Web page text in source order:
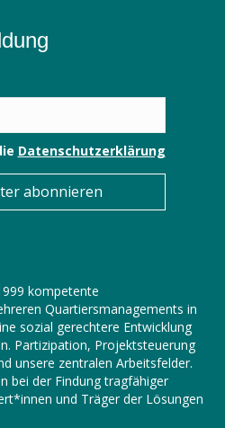
Datenschutzerklärung
abonnieren
kompetente
Quartiersmanagements in
sozial gerechtere Entwicklung
Partizipation, Projektsteuerung
unsere zentralen Arbeitsfelder.
bei der Findung tragfähiger
und Träger der Lösungen